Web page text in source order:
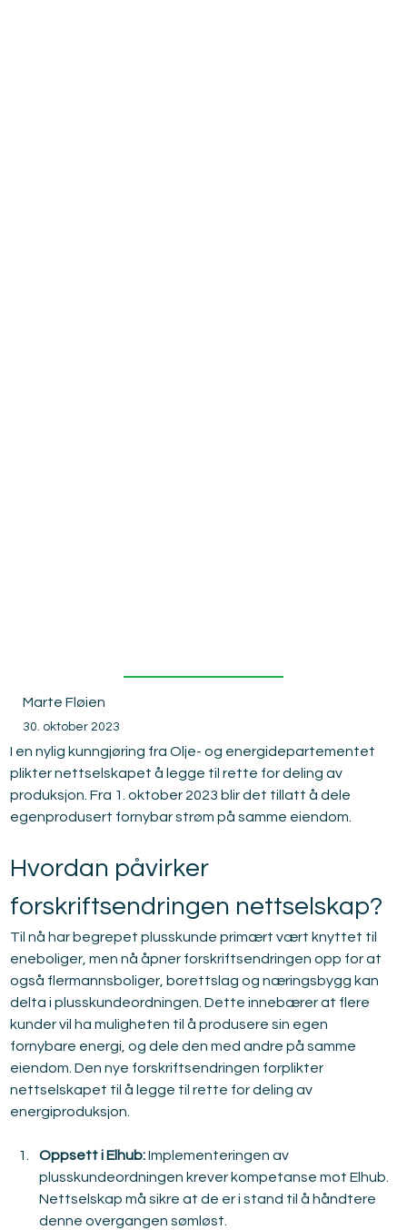
30. oktober 2023
I en nylig kunngjøring fra Olje- og energidepartementet
plikter nettselskapet å legge til rette for deling av
produksjon. Fra 1. oktober 2023 blir det tillatt å dele
egenprodusert fornybar strøm på samme eiendom.
Hvordan påvirker
forskriftsendringen nettselskap?
Til nå har begrepet plusskunde primært vært knyttet til
eneboliger, men nå åpner forskriftsendringen opp for at
også flermannsboliger, borettslag og næringsbygg kan
delta i plusskundeordningen. Dette innebærer at flere
kunder vil ha muligheten til å produsere sin egen
fornybare energi, og dele den med andre på samme
eiendom. Den nye forskriftsendringen forplikter
nettselskapet til å legge til rette for deling av
energiproduksjon.
Oppsett i Elhub: Implementeringen av
plusskundeordningen krever kompetanse mot Elhub.
Nettselskap må sikre at de er i stand til å håndtere
denne overgangen sømløst.
Marte Fløien